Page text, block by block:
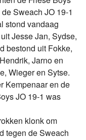
Sweach JO 19-1
stond vandaag
Jesse Jan, Sydse,
bestond uit Fokke,
Jarno en
Wieger en Sytse.
Kempenaar en de
JO 19-1 was
klonk om
tegen de Sweach